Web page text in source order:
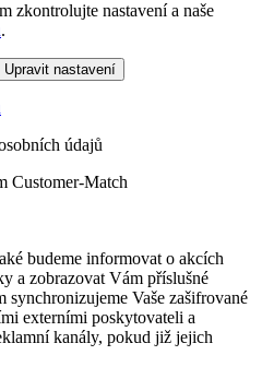
zkontrolujte nastavení a naše
.
Upravit nastavení
údajů
Customer-Match
budeme informovat o akcích
a zobrazovat Vám příslušné
synchronizujeme Vaše zašifrované
externími poskytovateli a
kanály, pokud již jejich